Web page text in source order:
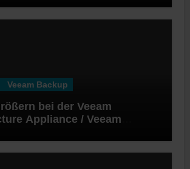
Veeam Backup
bei der Veeam
Appliance / Veeam